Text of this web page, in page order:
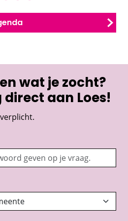
wat je zocht?
direct aan Loes!